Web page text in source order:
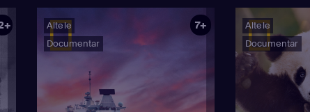
Altele
Documentar
7+
Altele
Documentar